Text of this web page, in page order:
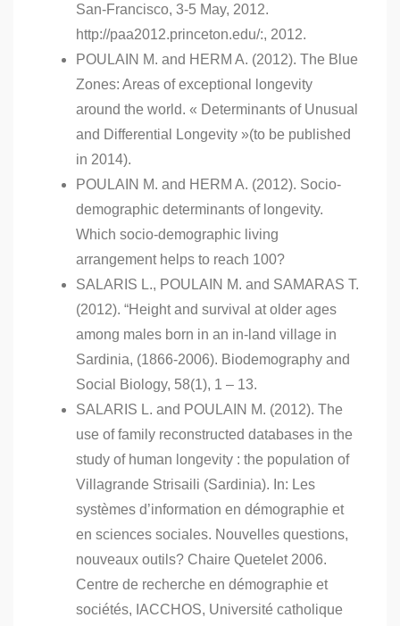
San-Francisco, 3-5 May, 2012.
http://paa2012.princeton.edu/:, 2012.
POULAIN M. and HERM A. (2012). The Blue
Zones: Areas of exceptional longevity
around the world. « Determinants of Unusual
and Differential Longevity »(to be published
in 2014).
POULAIN M. and HERM A. (2012). Socio-
demographic determinants of longevity.
Which socio-demographic living
arrangement helps to reach 100?
SALARIS L., POULAIN M. and SAMARAS T.
(2012). “Height and survival at older ages
among males born in an in-land village in
Sardinia, (1866-2006). Biodemography and
Social Biology, 58(1), 1 – 13.
SALARIS L. and POULAIN M. (2012). The
use of family reconstructed databases in the
study of human longevity : the population of
Villagrande Strisaili (Sardinia). In: Les
systèmes d’information en démographie et
en sciences sociales. Nouvelles questions,
nouveaux outils? Chaire Quetelet 2006.
Centre de recherche en démographie et
sociétés, IACCHOS, Université catholique